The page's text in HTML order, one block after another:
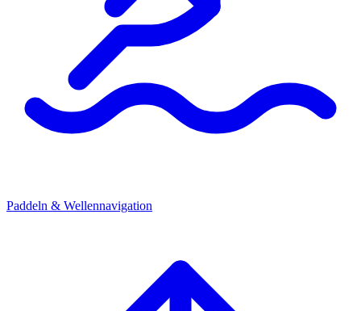
Paddeln & Wellennavigation